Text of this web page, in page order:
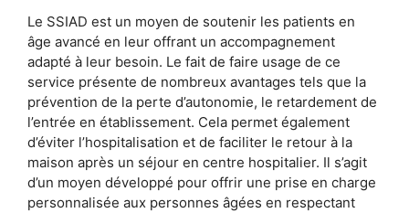
Le SSIAD est un moyen de soutenir les patients en
âge avancé en leur offrant un accompagnement
adapté à leur besoin. Le fait de faire usage de ce
service présente de nombreux avantages tels que la
prévention de la perte d’autonomie, le retardement de
l’entrée en établissement. Cela permet également
d’éviter l’hospitalisation et de faciliter le retour à la
maison après un séjour en centre hospitalier. Il s’agit
d’un moyen développé pour offrir une prise en charge
personnalisée aux personnes âgées en respectant